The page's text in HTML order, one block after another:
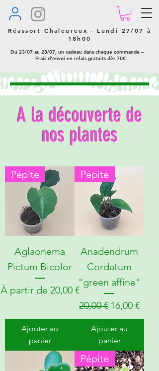
Réassort Chaleureux - Lundi 27/07 à
18h00
Du 23/07 au 28/07, un cadeau dans chaque commande --
Frais d'envoi en relais gratuits dès 70€
A la découverte de
nos plantes
Pépite
Aglaonema
Pictum Bicolor
À partir de 20,00 €
Prix promotionnel
Ajouter au
panier
Pépite
Anadendrum
Cordatum
"green affine"
Prix original
20,00 € Prix
16,00 €
Ajouter au
panier
Pépite